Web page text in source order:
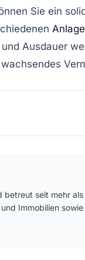
Sie ein
Ausdauer
betreut seit mehr
Immobilien